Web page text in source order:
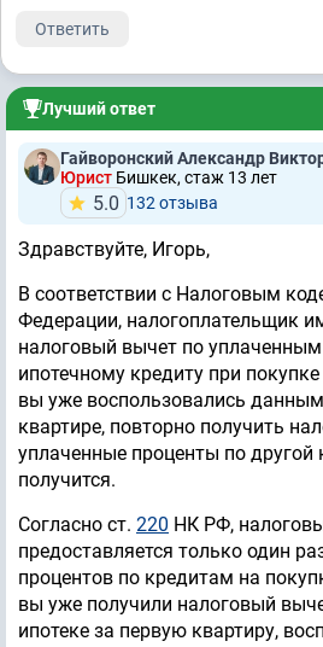
Ответить
Лучший ответ
Гайворонский Александр
Юрист Бишкек, стаж 13 лет
5.0 132 отзывa
Здравствуйте, Игорь,
В соответствии с Налоговым
Федерации, налогоплательщик
налоговый вычет по
ипотечному кредиту при
вы уже воспользовались
квартире, повторно получить
уплаченные проценты по другой
получится.
Согласно ст. 220 НК РФ,
предоставляется только один
процентов по кредитам на
вы уже получили налоговый
ипотеке за первую квартиру,